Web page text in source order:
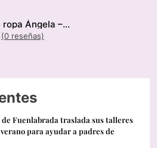
Arreglos de ropa Ángela – Modista
(0 reseñas)
de Fuenlabrada traslada sus talleres
para ayudar a padres de